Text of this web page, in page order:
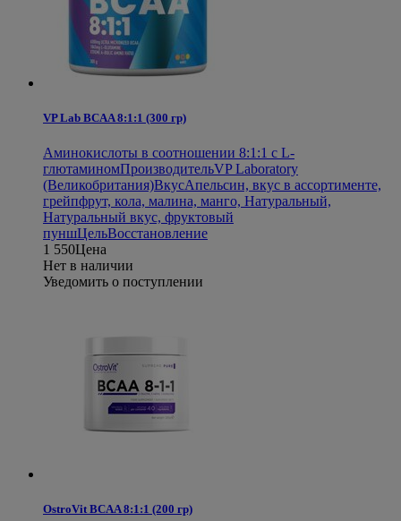
VP Lab BCAA 8:1:1 (300 гр)
Аминокислоты в соотношении 8:1:1 с L-
глютаминомПроизводительVP Laboratory
(Великобритания)ВкусАпельсин, вкус в ассортименте,
грейпфрут, кола, малина, манго, Натуральный,
Натуральный вкус, фруктовый
пуншЦельВосстановление
1 550Цена
Нет в наличии
Уведомить о поступлении
OstroVit BCAA 8:1:1 (200 гр)